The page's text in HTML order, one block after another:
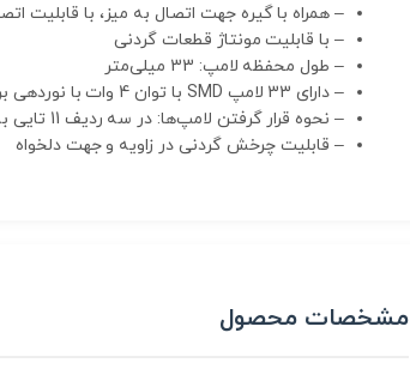
– همراه با گیره جهت اتصال به میز، با
– با قابلیت مونتاژ قطعات گردنی
– طول محفظه لامپ: 33 میلی‌متر
– دارای 33 لامپ SMD با توان 4 وات با نوردهی برابر با لامپ رشته‌ای 66 وات
– نحوه قرار گرفتن لامپ‌ها: در سه ردیف 11 تایی به صورت، ردیف اول و سوم دارای لامپ‌های تماما مهتابی و ردیف وسط به صورت ترکیبی (یکی در میان) آفتابی و مهتابی
– قابلیت چرخش گردنی در زاویه و جهت دلخواه
مشخصات محصول